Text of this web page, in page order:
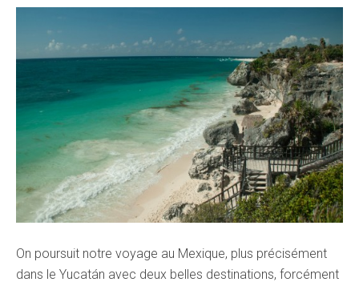
On poursuit notre voyage au Mexique, plus précisément
dans le Yucatán avec deux belles destinations, forcément